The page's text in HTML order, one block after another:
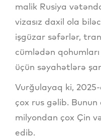
malik Rusiya
vizasız daxil ola
işgüzar səfərlər,
cümlədən
üçün səyahətlərə
Vurğulayaq ki,
çox rus gəlib. Bunun
milyondan çox Çin
edib.